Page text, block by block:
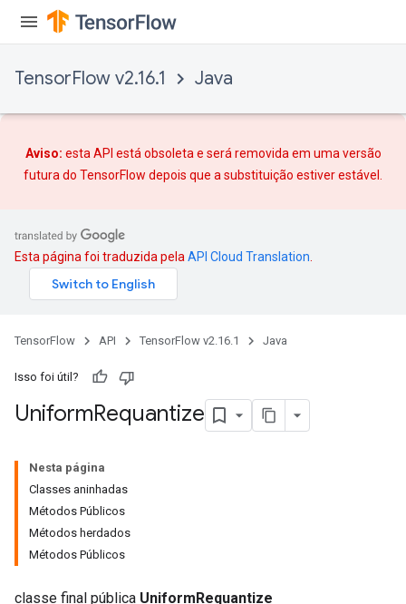
TensorFlow v2.16.1 Java
Aviso: esta API está obsoleta e será removida em uma versão
futura do TensorFlow depois que a substituição estiver estável.
Esta página foi traduzida pela API Cloud Translation
TensorFlow API TensorFlow v2.16.1 Java
Isso foi útil?
UniformRequantize
Nesta página
Classes aninhadas
Métodos Públicos
Métodos herdados
Métodos Públicos
classe final pública UniformRequantize